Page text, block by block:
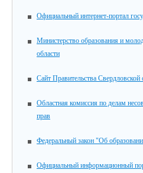
Официальный интернет-портал
Министерство образования и
области
Сайт Правительства Свердловской
Областная комиссия по делам
прав
Федеральный закон "Об
Официальный информационный